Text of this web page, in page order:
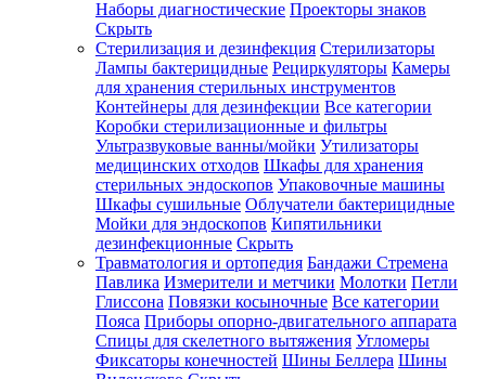
Наборы диагностические Проекторы знаков
Скрыть
Стерилизация и дезинфекция Стерилизаторы
Лампы бактерицидные Рециркуляторы Камеры
для хранения стерильных инструментов
Контейнеры для дезинфекции Все категории
Коробки стерилизационные и фильтры
Ультразвуковые ванны/мойки Утилизаторы
медицинских отходов Шкафы для хранения
стерильных эндоскопов Упаковочные машины
Шкафы сушильные Облучатели бактерицидные
Мойки для эндоскопов Кипятильники
дезинфекционные Скрыть
Травматология и ортопедия Бандажи Стремена
Павлика Измерители и метчики Молотки Петли
Глиссона Повязки косыночные Все категории
Пояса Приборы опорно-двигательного аппарата
Спицы для скелетного вытяжения Угломеры
Фиксаторы конечностей Шины Беллера Шины